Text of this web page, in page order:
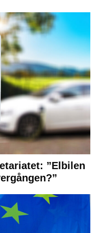
”Elbilen